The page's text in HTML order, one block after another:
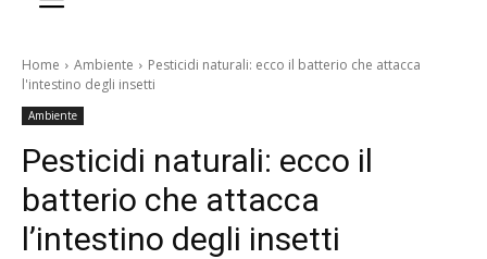
Home Ambiente
Pesticidi naturali: ecco il batterio che attacca
l'intestino degli insetti
Ambiente
Pesticidi naturali: ecco il
batterio che attacca
l’intestino degli insetti